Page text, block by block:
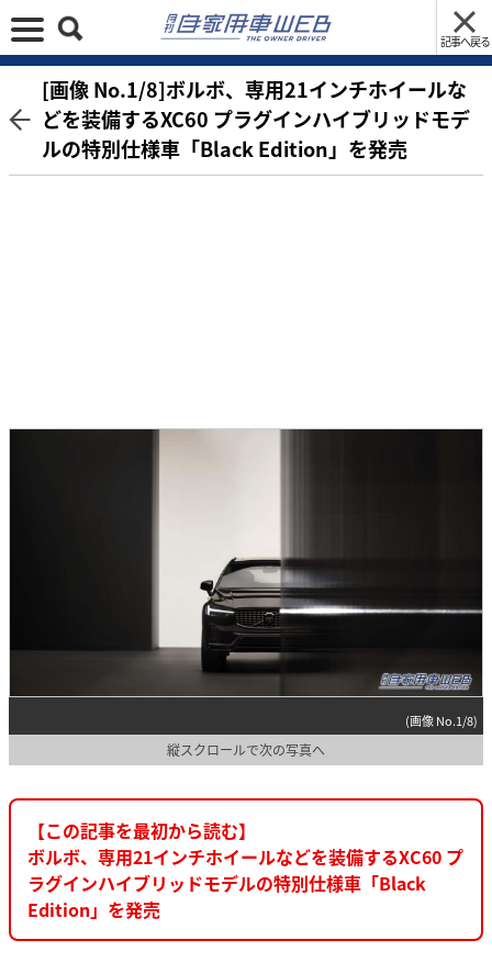
記事へ戻る
[画像 No.1/8]ボルボ、専用21インチホイールな
どを装備するXC60 プラグインハイブリッドモデ
ルの特別仕様車「Black Edition」を発売
(画像 No.1/8)
縦スクロールで次の写真へ
【この記事を最初から読む】
ボルボ、専用21インチホイールなどを装備するXC60 プ
ラグインハイブリッドモデルの特別仕様車「Black
Edition」を発売